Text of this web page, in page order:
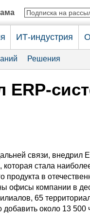
ИТ-индустрия
Решения
ERP-
связи, внедрил
стала
продукта в
офисы компании в
65
около 13 500